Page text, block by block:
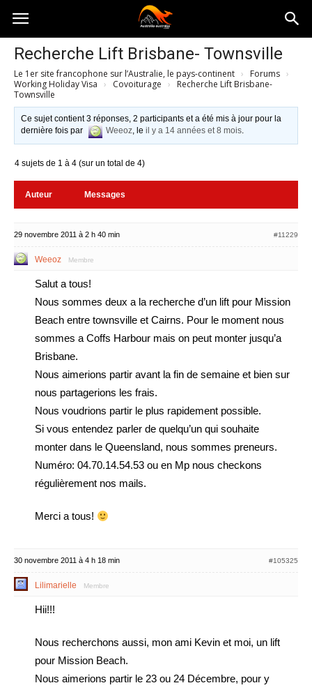
Australia-
australie.com
Recherche Lift Brisbane- Townsville
Le 1er site francophone sur l’Australie, le pays-continent › Forums ›
Working Holiday Visa › Covoiturage ›
Recherche Lift Brisbane-
Townsville
Ce sujet contient 3 réponses, 2 participants et a été mis à jour pour la
dernière fois par
Weeoz, leil y a 14 années et 8 mois.
4 sujets de 1 à 4 (sur un total de 4)
Auteur Messages
29 novembre 2011 à 2 h 40 min #11229
Weeoz Membre
Salut a tous!
Nous sommes deux a la recherche d’un lift pour Mission
Beach entre townsville et Cairns. Pour le moment nous
sommes a Coffs Harbour mais on peut monter jusqu’a
Brisbane.
Nous aimerions partir avant la fin de semaine et bien sur
nous partagerions les frais.
Nous voudrions partir le plus rapidement possible.
Si vous entendez parler de quelqu’un qui souhaite
monter dans le Queensland, nous sommes preneurs.
Numéro: 04.70.14.54.53 ou en Mp nous checkons
régulièrement nos mails.
Merci a tous!
30 novembre 2011 à 4 h 18 min #105325
Lilimarielle Membre
Hii!!!
Nous recherchons aussi, mon ami Kevin et moi, un lift
pour Mission Beach.
Nous aimerions partir le 23 ou 24 Décembre, pour y